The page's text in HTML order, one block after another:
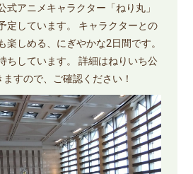
式アニメキャラクター「ねり丸」
定しています。 キャラクターとの
しめる、にぎやかな2日間です。
ちしています。 詳細はねりいち公
すので、ご確認ください！